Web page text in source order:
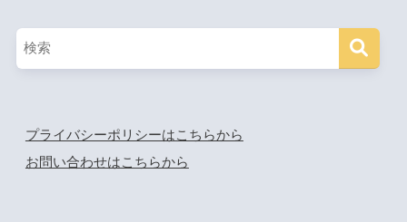
プライバシーポリシーはこちらから
お問い合わせはこちらから